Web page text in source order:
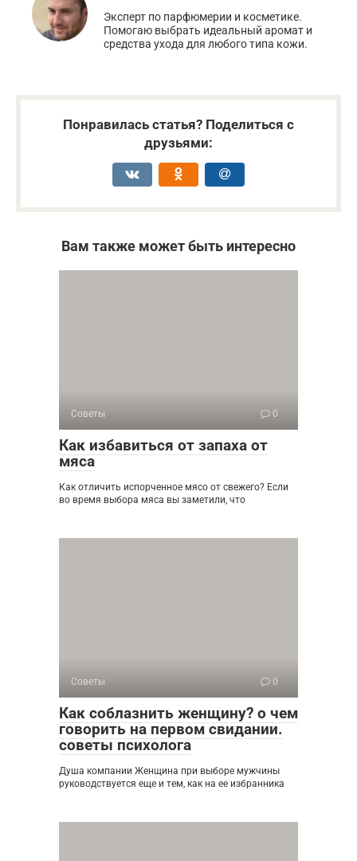
Эксперт по парфюмерии и косметике.
Помогаю выбрать идеальный аромат и
средства ухода для любого типа кожи.
Понравилась статья? Поделиться с
друзьями:
Вам также может быть интересно
Советы 0
Как избавиться от запаха от
мяса
Как отличить испорченное мясо от свежего? Если
во время выбора мяса вы заметили, что
Советы 0
Как соблазнить женщину? о чем
говорить на первом свидании.
советы психолога
Душа компании Женщина при выборе мужчины
руководствуется еще и тем, как на ее избранника